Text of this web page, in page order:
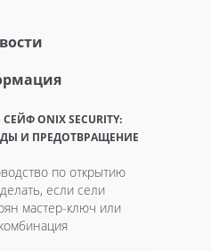
ONIX SECURITY:
И ПРЕДОТВРАЩЕНИЕ
по открытию
если сели
мастер-ключ или